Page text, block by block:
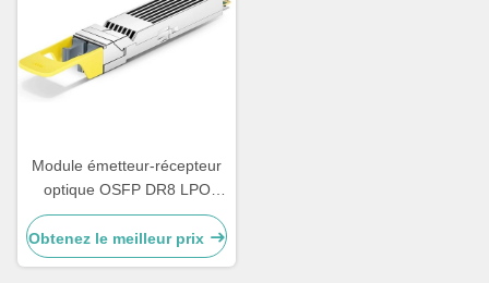
Module émetteur-récepteur
optique OSFP DR8 LPO
800G Comelink, Compatible
avec les modules optiques
monomodes Ethernet OSFP
Obtenez le meilleur prix